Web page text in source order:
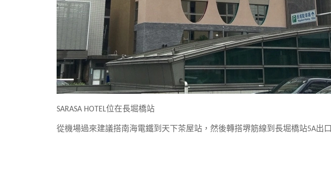
SARASA HOTEL位在長堀橋站
從機場過來建議搭南海電鐵到天下茶屋站， 然後轉搭堺筋線到長堀橋站5A出口